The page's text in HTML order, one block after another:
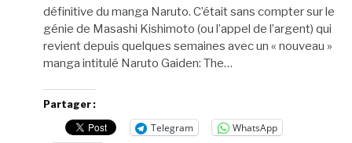
définitive du manga Naruto. C’était sans compter sur le
génie de Masashi Kishimoto (ou l’appel de l’argent) qui
revient depuis quelques semaines avec un « nouveau »
manga intitulé Naruto Gaiden: The…
Partager :
Telegram
WhatsApp